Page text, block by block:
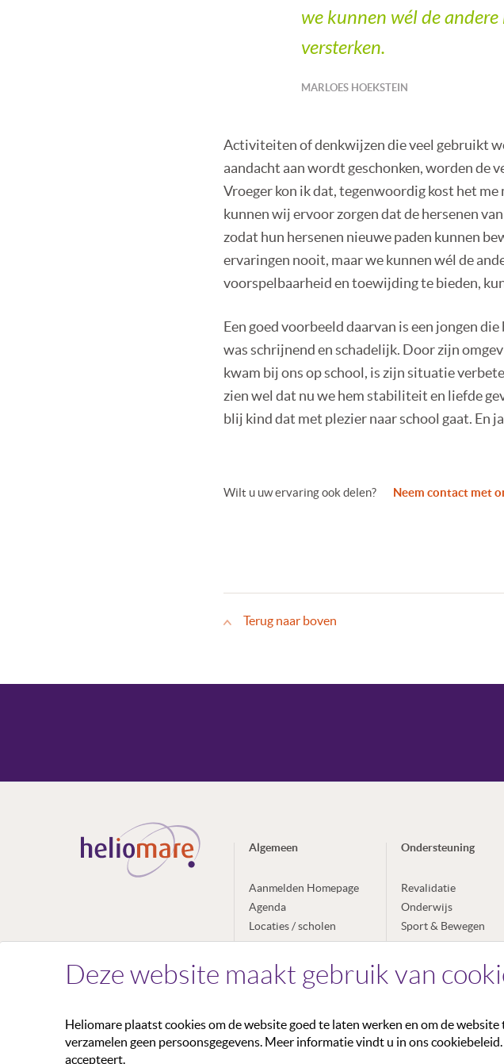
we kunnen wél de
versterken.
MARLOES HOEKSTEIN
Activiteiten of denkwijzen die veel gebruikt
aandacht aan wordt geschonken, worden de
Vroeger kon ik dat, tegenwoordig kost het
kunnen wij ervoor zorgen dat de hersenen
zodat hun hersenen nieuwe paden kunnen
ervaringen nooit, maar we kunnen wél de
voorspelbaarheid en toewijding te bieden,
Een goed voorbeeld daarvan is een jongen
was schrijnend en schadelijk. Door zijn
kwam bij ons op school, is zijn situatie
zien wel dat nu we hem stabiliteit en liefde
blij kind dat met plezier naar school gaat. En
Wilt u uw ervaring ook delen? Neem contact met
Terug naar boven
Deze website maakt gebruik van
Heliomare plaatst cookies om de website goed te laten werken en om de website
verzamelen geen persoonsgegevens. Meer informatie vindt u in ons
accepteert.
Algemeen
Aanmelden Homepage
Agenda
Locaties / scholen
Nieuws
Ondersteuning
Revalidatie
Onderwijs
Sport & Bewegen
Arbeidsintegratie